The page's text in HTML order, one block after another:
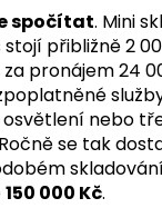
spočítat. Mini
přibližně 2
pronájem 24
nebo
se tak
150 000 Kč.